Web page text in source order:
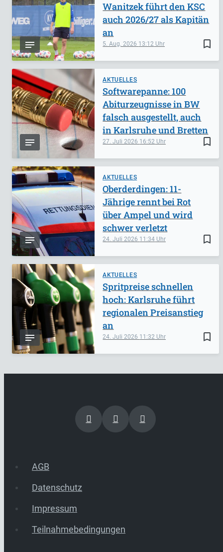
bookmark_border
5. Aug. 2026 13:12
Wanitzek führt den KSC
auch 2026/27 als Kapitän
an
AKTUELLES
bookmark_border
27. Juli 2026 16:52
Softwarepanne: 100
Abiturzeugnisse in BW
falsch ausgestellt, auch
in Karlsruhe und Bretten
AKTUELLES
bookmark_border
24. Juli 2026 11:34
Oberderdingen: 11-
Jährige rennt bei Rot
über Ampel und wird
schwer verletzt
AKTUELLES
bookmark_border
24. Juli 2026 11:32
Spritpreise schnellen
hoch: Karlsruhe führt
regionalen Preisanstieg
an
AGB
Datenschutz
Impressum
Teilnahmebedingungen